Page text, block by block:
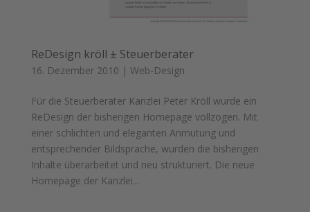
ReDesign kröll ± Steuerberater
16. Dezember 2010 | Web-Design
Für die Steuerberater Kanzlei Peter Kröll wurde ein
ReDesign der bisherigen Homepage vollzogen. Mit
einer schlichten und eleganten Anmutung und
entsprechender Bildsprache, wurden die bisherigen
Inhalte überarbeitet und neu strukturiert. Die neue
Homepage der Kanzlei...